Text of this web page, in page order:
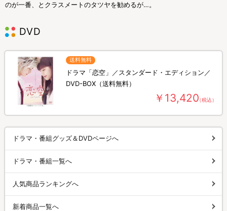
のが一番、とクラスメートのタツヤを勧めるが…。
DVD
送料無料
ドラマ「恋空」／スタンダード・エディション／
DVD-BOX（送料無料）
￥13,420（税込）
ドラマ・番組グッズ＆DVDページへ
ドラマ・番組一覧へ
人気商品ランキングへ
新着商品一覧へ